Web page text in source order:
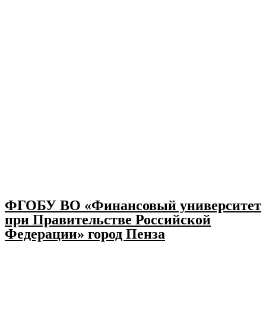
ФГОБУ ВО «Финансовый университет
при Правительстве Российской
Федерации» город Пенза